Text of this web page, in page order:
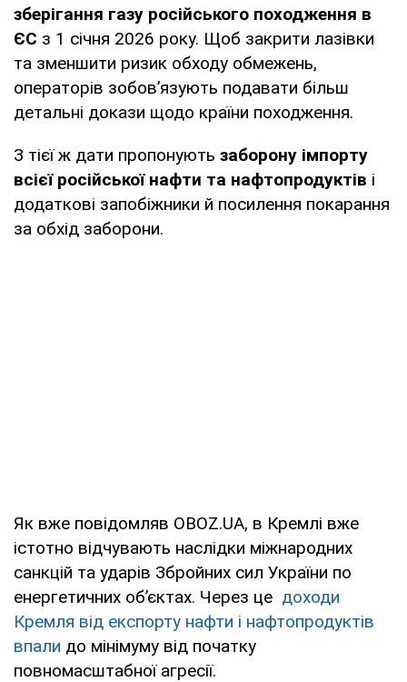
зберігання газу російського походження в
ЄС з 1 січня 2026 року. Щоб закрити лазівки
та зменшити ризик обходу обмежень,
операторів зобов’язують подавати більш
детальні докази щодо країни походження.
З тієї ж дати пропонують заборону імпорту
всієї російської нафти та нафтопродуктів і
додаткові запобіжники й посилення покарання
за обхід заборони.
Як вже повідомляв OBOZ.UA, в Кремлі вже
істотно відчувають наслідки міжнародних
санкцій та ударів Збройних сил України по
енергетичних обʼєктах. Через це доходи
Кремля від експорту нафти і нафтопродуктів
впали до мінімуму від початку
повномасштабної агресії.